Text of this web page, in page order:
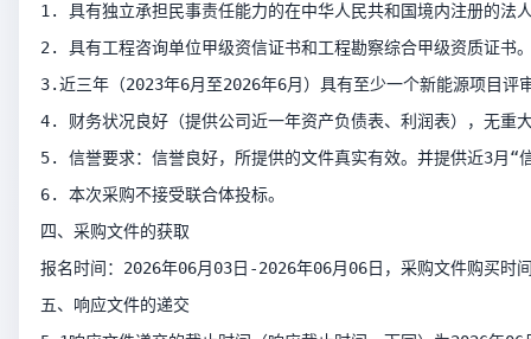
1. 具有独立承担民事责任能力的在中华人民共和国境内注册的法
2. 具有工程咨询单位甲级资信证书和工程勘察综合甲级资质证书
3.近三年（2023年6月至2026年6月）具有至少一个新能源项目评
4. 财务状况良好（提供公司近一年资产负债表、利润表），无重
5. 信誉要求：信誉良好，所提供的文件真实有效。并提供近3月“
6. 本次采购不接受联合体投标。
四、采购文件的获取
报名时间：2026年06月03日-2026年06月06日，采购文件购买
五、响应文件的递交